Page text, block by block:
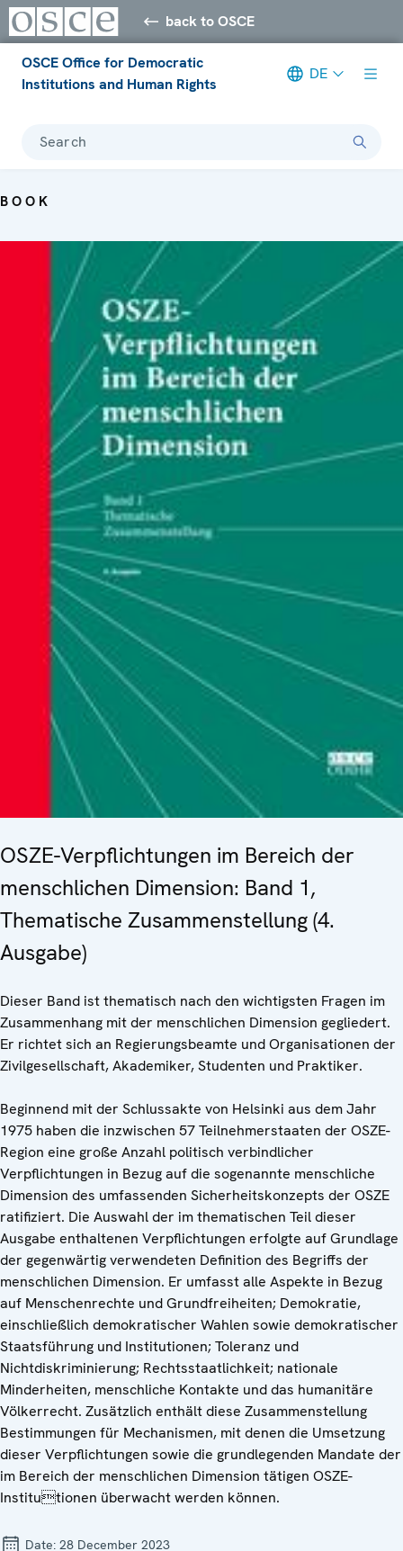
back to OSCE
OSCE Office for Democratic
Institutions and Human Rights
DE
Search
BOOK
OSZE-Verpflichtungen im Bereich der
menschlichen Dimension: Band 1,
Thematische Zusammenstellung (4.
Ausgabe)
Dieser Band ist thematisch nach den wichtigsten Fragen im
Zusammenhang mit der menschlichen Dimension gegliedert.
Er richtet sich an Regierungsbeamte und Organisationen der
Zivilgesellschaft, Akademiker, Studenten und Praktiker.
Beginnend mit der Schlussakte von Helsinki aus dem Jahr
1975 haben die inzwischen 57 Teilnehmerstaaten der OSZE-
Region eine große Anzahl politisch verbindlicher
Verpflichtungen in Bezug auf die sogenannte menschliche
Dimension des umfassenden Sicherheitskonzepts der OSZE
ratifiziert. Die Auswahl der im thematischen Teil dieser
Ausgabe enthaltenen Verpflichtungen erfolgte auf Grundlage
der gegenwärtig verwendeten Definition des Begriffs der
menschlichen Dimension. Er umfasst alle Aspekte in Bezug
auf Menschenrechte und Grundfreiheiten; Demokratie,
einschließlich demokratischer Wahlen sowie demokratischer
Staatsführung und Institutionen; Toleranz und
Nichtdiskriminierung; Rechtsstaatlichkeit; nationale
Minderheiten, menschliche Kontakte und das humanitäre
Völkerrecht. Zusätzlich enthält diese Zusammenstellung
Bestimmungen für Mechanismen, mit denen die Umsetzung
dieser Verpflichtungen sowie die grundlegenden Mandate der
im Bereich der menschlichen Dimension tätigen OSZE-
Institutionen überwacht werden können.
Date: 28 December 2023